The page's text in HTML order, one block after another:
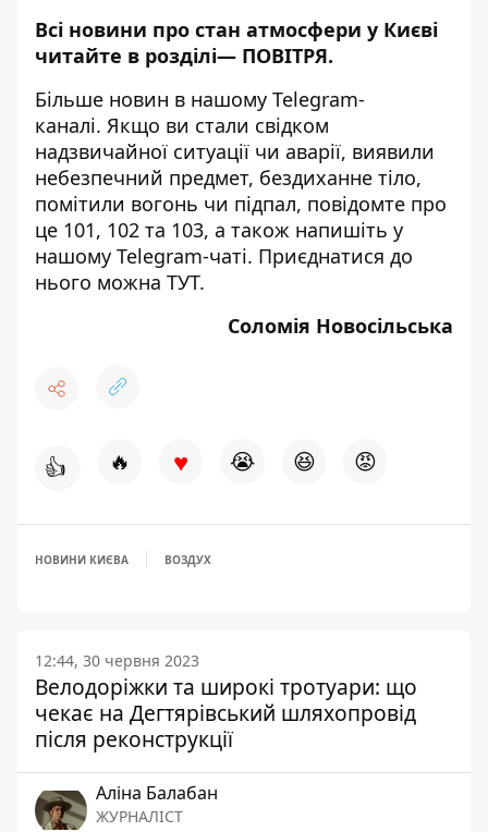
Всі новини про стан атмосфери у Києві
читайте в розділі— ПОВІТРЯ.
Більше новин в нашому Telegram-
каналі. Якщо ви стали свідком
надзвичайної ситуації чи аварії, виявили
небезпечний предмет, бездиханне тіло,
помітили вогонь чи підпал, повідомте про
це 101, 102 та 103, а також напишіть у
нашому Telegram-чаті. Приєднатися до
нього можна ТУТ.
Соломія Новосільська
👍 🔥 ♥ 😭 😆 😡
НОВИНИ КИЄВА ВОЗДУХ
12:44, 30 червня 2023
Велодоріжки та широкі тротуари: що
чекає на Дегтярівський шляхопровід
після реконструкції
Аліна Балабан
ЖУРНАЛІСТ